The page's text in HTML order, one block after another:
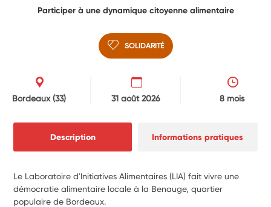
Participer à une dynamique citoyenne alimentaire
SOLIDARITÉ
Bordeaux(33) 31 août 2026 8 mois
Description Informations pratiques
Le Laboratoire d'Initiatives Alimentaires (LIA) fait vivre une
démocratie alimentaire locale à la Benauge, quartier
populaire de Bordeaux.